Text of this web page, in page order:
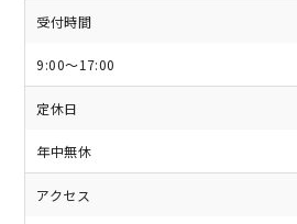
受付時間
9:00～17:00
定休日
年中無休
アクセス